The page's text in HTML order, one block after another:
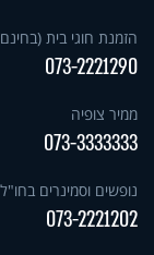
הזמנת חוגי בית
073-2221290
ממיר צופיה
073-3333333
נופשים וסמינרים בחו"ל
073-2221202